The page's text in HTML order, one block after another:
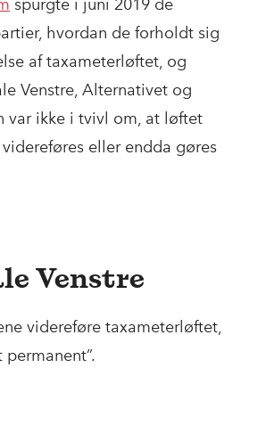
spurgte i juni 2019 de
hvordan de forholdt sig
af taxameterløftet, og
Venstre, Alternativet og
var ikke i tvivl om, at løftet
eller endda gøres
Venstre
videreføre taxameterløftet,